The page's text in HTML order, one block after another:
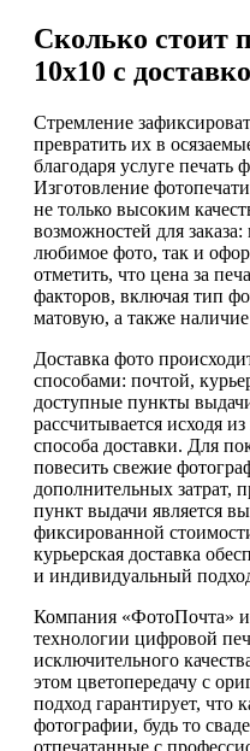
Сколько стоит
10х10 с
Стремление
превратить их в
благодаря услуге печать
Изготовление
не только высоким
возможностей для
любимое фото, так и
отметить, что цена за
факторов, включая тип
матовую, а также
Доставка фото
способами: почтой,
доступные пункты
рассчитывается исходя
способа доставки. Для
повесить свежие
дополнительных затрат,
пункт выдачи является
фиксированной
курьерская доставка
и индивидуальный
Компания «ФотоПочта»
технологии цифровой
исключительного
этом цветопередачу с
подход гарантирует, что
фотографии, будь то
отпечатанные с